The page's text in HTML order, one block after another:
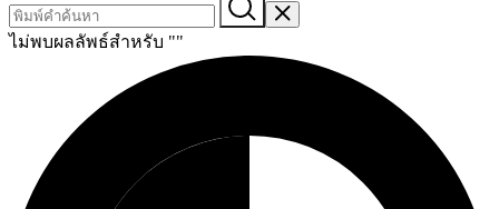
ไม่พบผลลัพธ์สำหรับ ""